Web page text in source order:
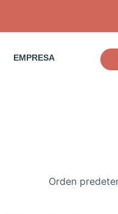
EMPRESA